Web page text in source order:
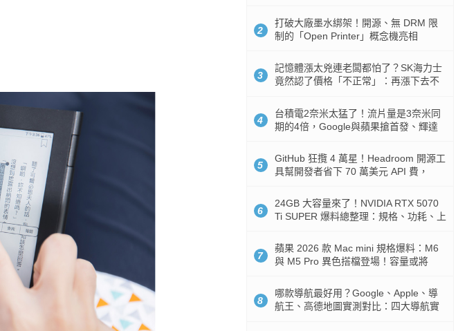
2
打破大廠墨水綁架！開源、無 DRM 限
制的「Open Printer」概念機亮相
3
記憶體漲太兇連老闆都怕了？SK海力士
竟然認了價格「不正常」：再漲下去不
4
台積電2奈米太猛了！流片量是3奈米同
期的4倍，Google與蘋果搶首發、輝達
5
GitHub 狂攬 4 萬星！Headroom 開源工
具幫開發者省下 70 萬美元 API 費，
6
24GB 大容量來了！NVIDIA RTX 5070
Ti SUPER 爆料總整理：規格、功耗、上
7
蘋果 2026 款 Mac mini 規格爆料：M6
與 M5 Pro 異色搭檔登場！容量或將
8
哪款導航最好用？Google、Apple、導
航王、高德地圖實測對比：四大導航實